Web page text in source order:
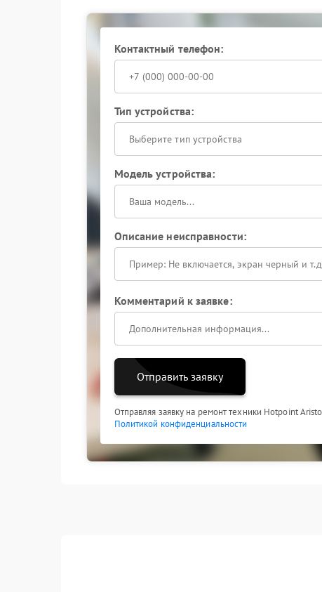
Контактный телефон:
Тип устройства:
Выберите тип устройства
Модель устройства:
Описание неисправности:
Комментарий к заявке:
Отправить заявку
Отправляя заявку на ремонт техники Hotpoint
Политикой конфиденциальности